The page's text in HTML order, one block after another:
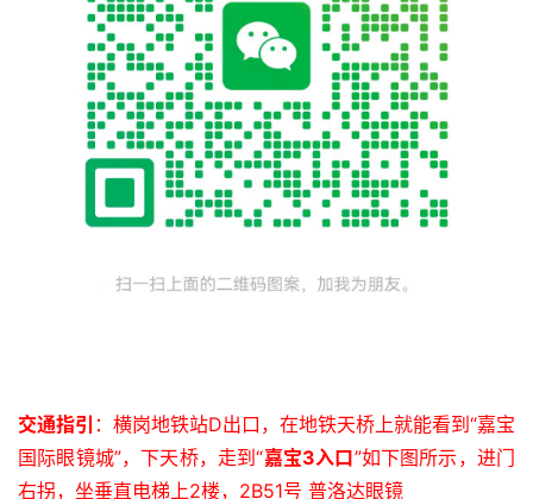
交通指引 ：横岗地铁站D出口，在地铁天桥上就能看到“嘉宝
国际眼镜城”，下天桥，走到“嘉宝3入口”如下图所示，进门
右拐，坐垂直电梯上2楼，2B51号 普洛达眼镜